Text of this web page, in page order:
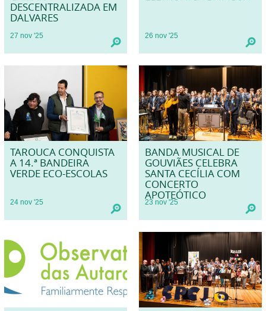
DESCENTRALIZADA EM
DALVARES
27 nov '25 26 nov '25
TAROUCA CONQUISTA
A 14.ª BANDEIRA
VERDE ECO-ESCOLAS
24 nov '25
BANDA MUSICAL DE
GOUVIÃES CELEBRA
SANTA CECÍLIA COM
CONCERTO
APOTEÓTICO
23 nov '25